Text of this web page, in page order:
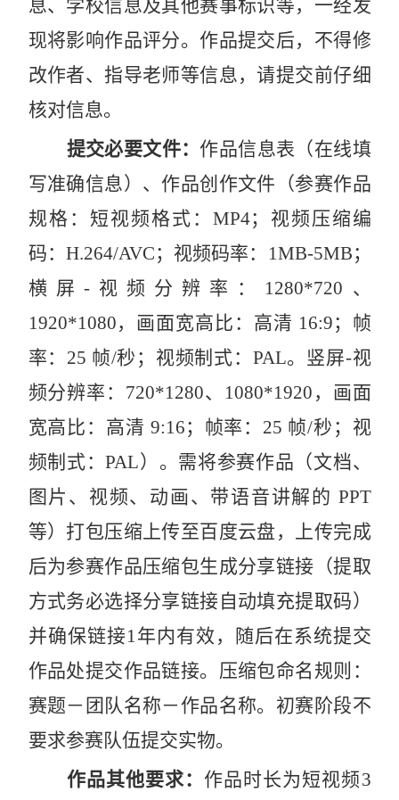
息、学校信息及其他赛事标识等，一经发
现将影响作品评分。作品提交后，不得修
改作者、指导老师等信息，请提交前仔细
核对信息。
提交必要文件： 作品信息表（在线填
写准确信息）、作品创作文件（参赛作品
规格：短视频格式： MP4；视频压缩编
码： H.264/AVC；视频码率： 1MB-5MB；
横屏 -视频分辨率： 1280*720 、
1920*1080，画面宽高比：高清 16:9；帧
率： 25 帧/秒；视频制式： PAL。竖屏-视
频分辨率： 720*1280、 1080*1920 ，画面
宽高比：高清 9:16；帧率： 25 帧/秒；视
频制式：PAL）。需将参赛作品（文档、
图片、视频、动画、带语音讲解的 PPT
等）打包压缩上传至百度云盘，上传完成
后为参赛作品压缩包生成分享链接（提取
方式务必选择分享链接自动填充提取码）
并确保链接1年内有效，随后在系统提交
作品处提交作品链接。压缩包命名规则：
赛题－团队名称－作品名称。初赛阶段不
要求参赛队伍提交实物。
作品其他要求： 作品时长为短视频3